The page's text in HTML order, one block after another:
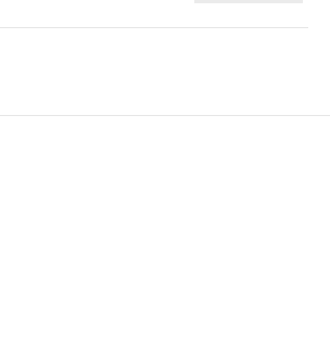
한 전시장에는 많은